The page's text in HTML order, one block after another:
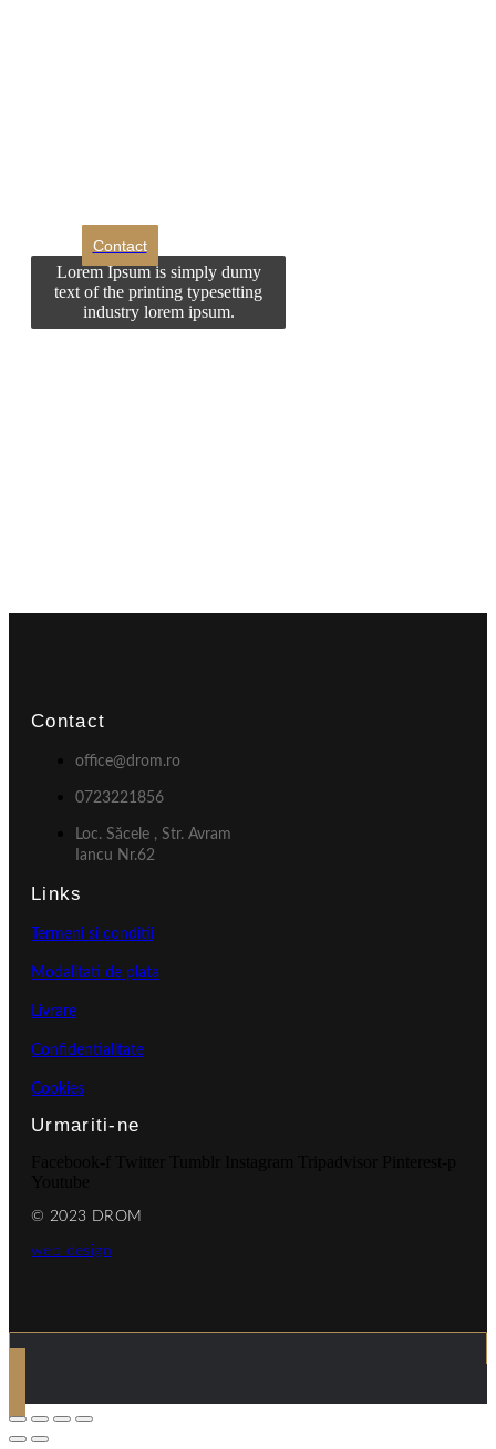
Contact
Lorem Ipsum is simply dumy
text of the printing typesetting
industry lorem ipsum.
Contact
office@drom.ro
0723221856
Loc. Săcele , Str. Avram
Iancu Nr.62
Links
Termeni si conditii
Modalitati de plata
Livrare
Confidentialitate
Cookies
Urmariti-ne
© 2023 DROM
web design